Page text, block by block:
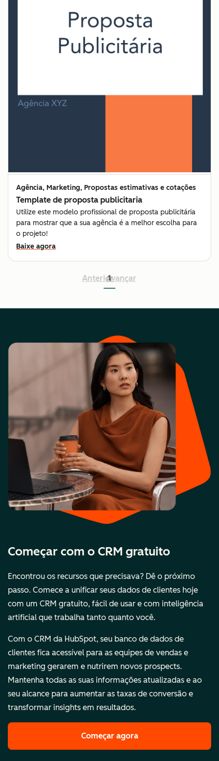
Agência, Marketing, Propostas estimativas e cotações
Template de proposta publicitaria
Utilize este modelo profissional de proposta publicitária
para mostrar que a sua agência é a melhor escolha para
o projeto!
Baixe agora
Anterior
1
Avançar
Começar com o CRM gratuito
Encontrou os recursos que precisava? Dê o próximo
passo. Comece a unificar seus dados de clientes hoje
com um CRM gratuito, fácil de usar e com inteligência
artificial que trabalha tanto quanto você.
Com o CRM da HubSpot, seu banco de dados de
clientes fica acessível para as equipes de vendas e
marketing gerarem e nutrirem novos prospects.
Mantenha todas as suas informações atualizadas e ao
seu alcance para aumentar as taxas de conversão e
transformar insights em resultados.
Começar agora